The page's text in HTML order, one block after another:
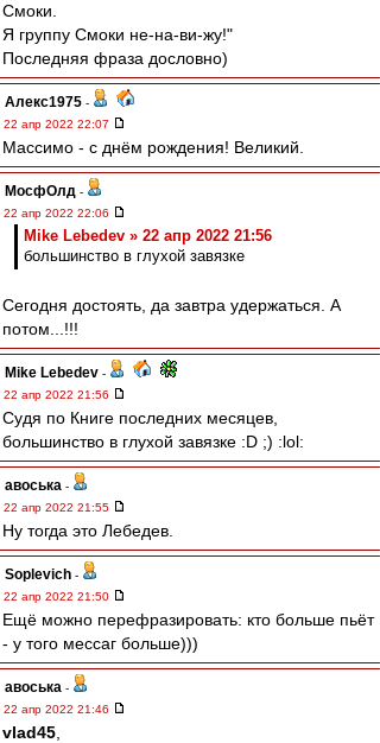
Смоки.
Я группу Смоки не-на-ви-жу!"
Последняя фраза дословно)
Алекс1975 -
22 апр 2022 22:07
Массимо - с днём рождения! Великий.
МосфОлд -
22 апр 2022 22:06
Mike Lebedev » 22 апр 2022 21:56
большинство в глухой завязке
Сегодня достоять, да завтра удержаться. А
потом...!!!
Mike Lebedev -
22 апр 2022 21:56
Судя по Книге последних месяцев,
большинство в глухой завязке :D ;) :lol:
авоська -
22 апр 2022 21:55
Ну тогда это Лебедев.
Soplevich -
22 апр 2022 21:50
Ещё можно перефразировать: кто больше пьёт
- у того мессаг больше)))
авоська -
22 апр 2022 21:46
vlad45